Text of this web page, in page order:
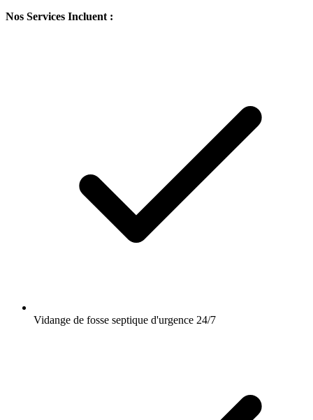
Nos Services Incluent :
Vidange de fosse septique d'urgence 24/7